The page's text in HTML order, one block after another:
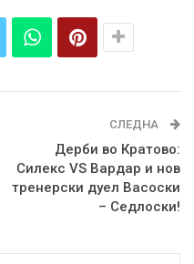
СЛЕДНА
Дерби во Кратово:
Силекс VS Вардар и нов
тренерски дуел Васоски
– Седлоски!